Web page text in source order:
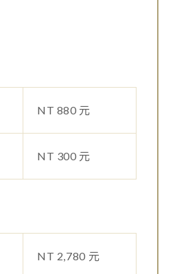
NT 880 元
NT 300 元
NT 2,780 元